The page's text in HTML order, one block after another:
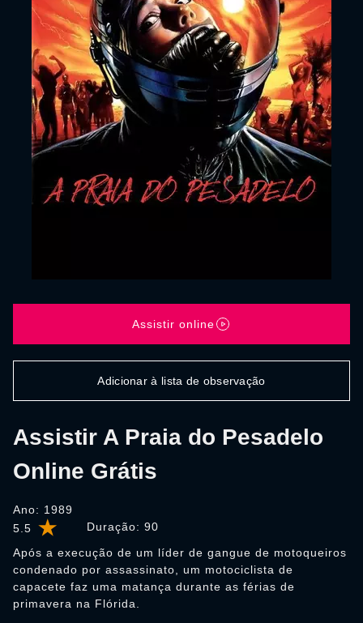
5.5 Duração: 90
Assistir A Praia do Pesadelo
Online Grátis
Ano: 1989
Após a execução de um líder de gangue de motoqueiros
condenado por assassinato, um motociclista de
capacete faz uma matança durante as férias de
primavera na Flórida.
Assistir online
Adicionar à lista de observação